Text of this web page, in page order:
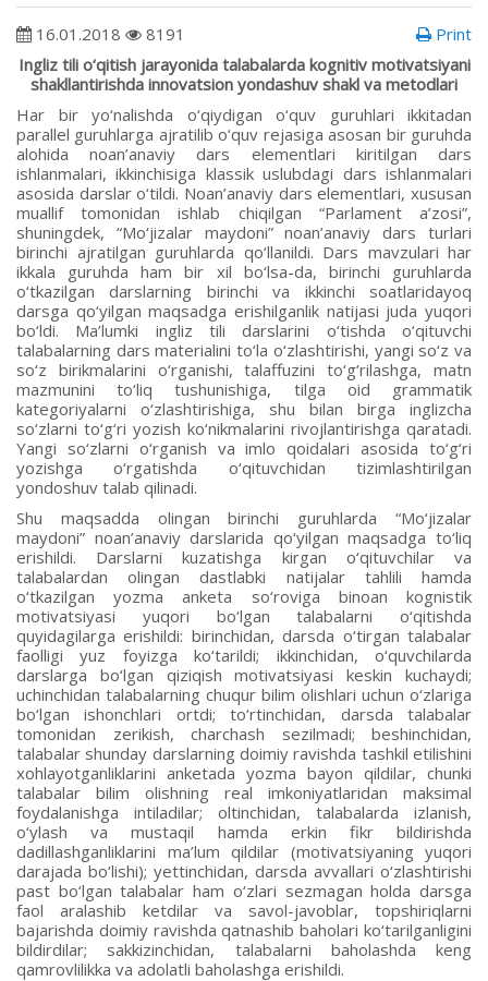
16.01.2018 8191
Print
Ingliz tili o‘qitish jarayonida talabalarda kognitiv motivatsiyani
shakllantirishda innovatsion yondashuv shakl va metodlari
Har bir yo‘nalishda o‘qiydigan o‘quv guruhlari ikkitadan
parallel guruhlarga ajratilib o‘quv rejasiga asosan bir guruhda
alohida noan’anaviy dars elementlari kiritilgan dars
ishlanmalari, ikkinchisiga klassik uslubdagi dars ishlanmalari
asosida darslar o‘tildi. Noan’anaviy dars elementlari, xususan
muallif tomonidan ishlab chiqilgan “Parlament a’zosi”,
shuningdek, “Mo‘jizalar maydoni” noan’anaviy dars turlari
birinchi ajratilgan guruhlarda qo‘llanildi. Dars mavzulari har
ikkala guruhda ham bir xil bo‘lsa-da, birinchi guruhlarda
o‘tkazilgan darslarning birinchi va ikkinchi soatlaridayoq
darsga qo‘yilgan maqsadga erishilganlik natijasi juda yuqori
bo‘ldi. Ma’lumki ingliz tili darslarini o‘tishda o‘qituvchi
talabalarning dars materialini to‘la o‘zlashtirishi, yangi so‘z va
so‘z birikmalarini o‘rganishi, talaffuzini to‘g‘rilashga, matn
mazmunini to‘liq tushunishiga, tilga oid grammatik
kategoriyalarni o‘zlashtirishiga, shu bilan birga inglizcha
so‘zlarni to‘g‘ri yozish ko‘nikmalarini rivojlantirishga qaratadi.
Yangi so‘zlarni o‘rganish va imlo qoidalari asosida to‘g‘ri
yozishga o‘rgatishda o‘qituvchidan tizimlashtirilgan
yondoshuv talab qilinadi.
Shu maqsadda olingan birinchi guruhlarda “Mo‘jizalar
maydoni” noan’anaviy darslarida qo‘yilgan maqsadga to‘liq
erishildi. Darslarni kuzatishga kirgan o‘qituvchilar va
talabalardan olingan dastlabki natijalar tahlili hamda
o‘tkazilgan yozma anketa so‘roviga binoan kognistik
motivatsiyasi yuqori bo‘lgan talabalarni o‘qitishda
quyidagilarga erishildi: birinchidan, darsda o‘tirgan talabalar
faolligi yuz foyizga ko‘tarildi; ikkinchidan, o‘quvchilarda
darslarga bo‘lgan qiziqish motivatsiyasi keskin kuchaydi;
uchinchidan talabalarning chuqur bilim olishlari uchun o‘zlariga
bo‘lgan ishonchlari ortdi; to‘rtinchidan, darsda talabalar
tomonidan zerikish, charchash sezilmadi; beshinchidan,
talabalar shunday darslarning doimiy ravishda tashkil etilishini
xohlayotganliklarini anketada yozma bayon qildilar, chunki
talabalar bilim olishning real imkoniyatlaridan maksimal
foydalanishga intiladilar; oltinchidan, talabalarda izlanish,
o‘ylash va mustaqil hamda erkin fikr bildirishda
dadillashganliklarini ma’lum qildilar (motivatsiyaning yuqori
darajada bo‘lishi); yettinchidan, darsda avvallari o‘zlashtirishi
past bo‘lgan talabalar ham o‘zlari sezmagan holda darsga
faol aralashib ketdilar va savol-javoblar, topshiriqlarni
bajarishda doimiy ravishda qatnashib baholari ko‘tarilganligini
bildirdilar; sakkizinchidan, talabalarni baholashda keng
qamrovlilikka va adolatli baholashga erishildi.